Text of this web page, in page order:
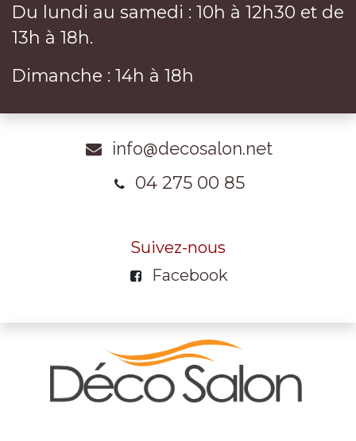
Du lundi au samedi : 10h à 12h30 et de
13h à 18h.
Dimanche : 14h à 18h
info@decosalon.net
04 275 00 85
Suivez-nous
Facebook